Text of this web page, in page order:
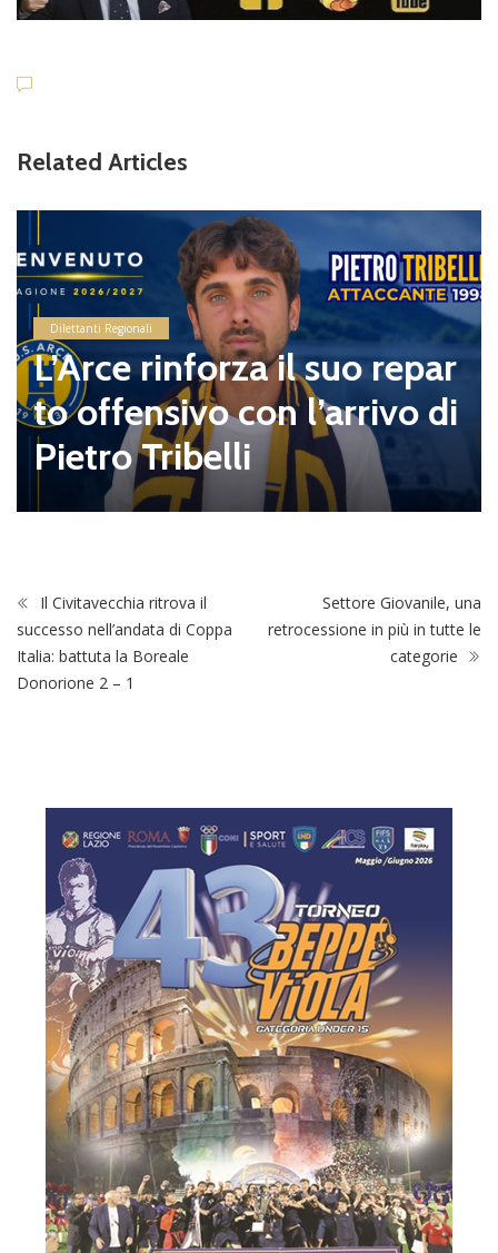
Related Articles
Dilettanti Regionali
L’Arce rinforza il suo repar
to offensivo con l’arrivo di
Pietro Tribelli
Il Civitavecchia ritrova il
successo nell’andata di Coppa
Italia: battuta la Boreale
Donorione 2 – 1
Settore Giovanile, una
retrocessione in più in tutte le
categorie